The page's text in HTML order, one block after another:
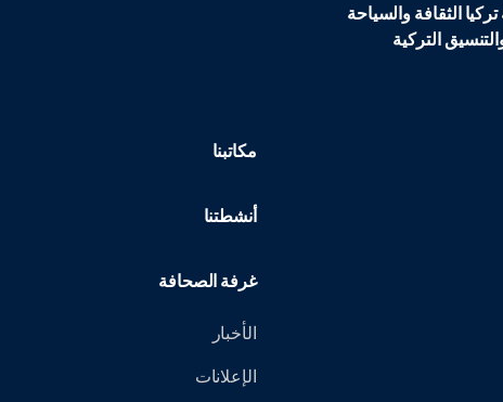
الثقافة والسياحة
التركية
مكاتبنا
أنشطتنا
غرفة الصحافة
الأخبار
الإعلانات